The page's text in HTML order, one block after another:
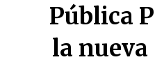
Pública
la